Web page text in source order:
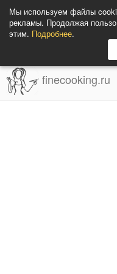
Мы используем файлы
рекламы. Продолжая
этим. Подробнее.
finecooking.ru